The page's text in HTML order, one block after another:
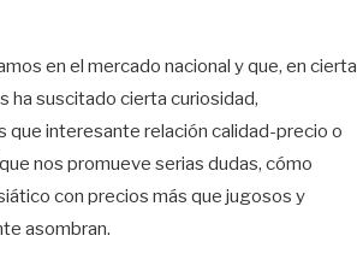
en el mercado nacional y que, en cierta
ha suscitado cierta curiosidad,
que interesante relación calidad-precio o
nos promueve serias dudas, cómo
con precios más que jugosos y
asombran.